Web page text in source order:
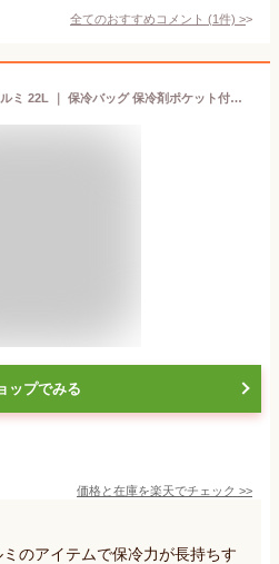
全てのおすすめコメント (1件) >
ソフトクーラーバッグ アルミ 22L ｜ 保冷バッグ 保冷剤ポケット付き 折りたたみ 2Lペットボトル×6本 レジャー 運動会 ピクニック キャンプ 大容量 シンプル 定番
ップでみる
価格と在庫を楽天でチェック >>
のアイテムで保冷力が長持ちす